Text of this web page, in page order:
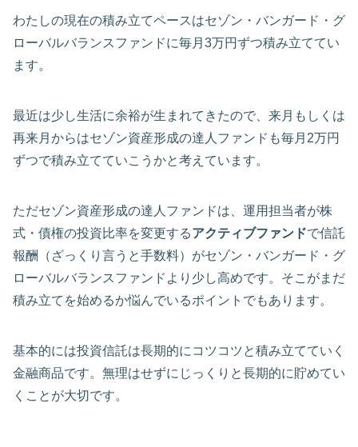
わたしの現在の積み立てペースはセゾン・バンガード・グ
ローバルバランスファンドに毎月3万円ずつ積み立ててい
ます。
最近は少し生活に余裕が生まれてきたので、来月もしくは
再来月からはセゾン資産形成の達人ファンドも毎月2万円
ずつで積み立てていこうかと考えています。
ただセゾン資産形成の達人ファンドは、運用担当者が株
式・債権の投資比率を変更するアクティブファンドで信託
報酬（ざっくり言うと手数料）がセゾン・バンガード・グ
ローバルバランスファンドより少し高めです。そこがまだ
積み立てを始めるか悩んでいるポイントでもあります。
基本的には投資信託は長期的にコツコツと積み立てていく
金融商品です。無理はせずにじっくりと長期的に貯めてい
くことが大切です。